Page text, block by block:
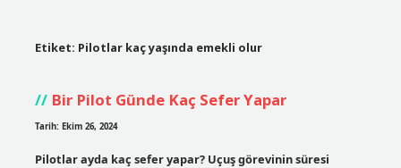
Etiket: Pilotlar kaç yaşında emekli olur
Bir Pilot Günde Kaç Sefer Yapar
Tarih: Ekim 26, 2024
Pilotlar ayda kaç sefer yapar? Uçuş görevinin süresi